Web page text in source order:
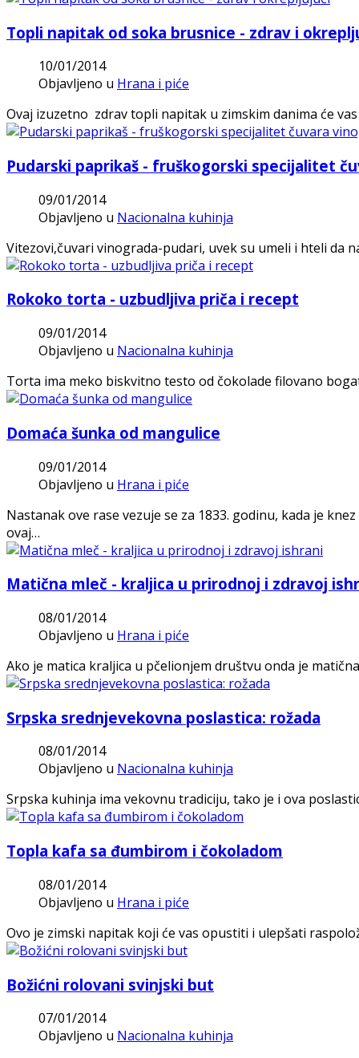
Topli napitak od soka brusnice - zdrav i
10/01/2014
Objavljeno u Hrana i piće
Ovaj izuzetno zdrav topli napitak u zimskim danima će
Pudarski paprikaš - fruškogorski specijalitet
09/01/2014
Objavljeno u Nacionalna kuhinja
Vitezovi,čuvari vinograda-pudari, uvek su umeli i hteli da
Rokoko torta - uzbudljiva priča i recept
09/01/2014
Objavljeno u Nacionalna kuhinja
Torta ima meko biskvitno testo od čokolade filovano
Domaća šunka od mangulice
09/01/2014
Objavljeno u Hrana i piće
Nastanak ove rase vezuje se za 1833. godinu, kada je
ovaj…
Matična mleč - kraljica u prirodnoj i zdravoj
08/01/2014
Objavljeno u Hrana i piće
Ako je matica kraljica u pčelionjem društvu onda je
Srpska srednjevekovna poslastica: rožada
08/01/2014
Objavljeno u Nacionalna kuhinja
Srpska kuhinja ima vekovnu tradiciju, tako je i ova
Topla kafa sa đumbirom i čokoladom
08/01/2014
Objavljeno u Hrana i piće
Ovo je zimski napitak koji će vas opustiti i ulepšati
Božićni rolovani svinjski but
07/01/2014
Objavljeno u Nacionalna kuhinja